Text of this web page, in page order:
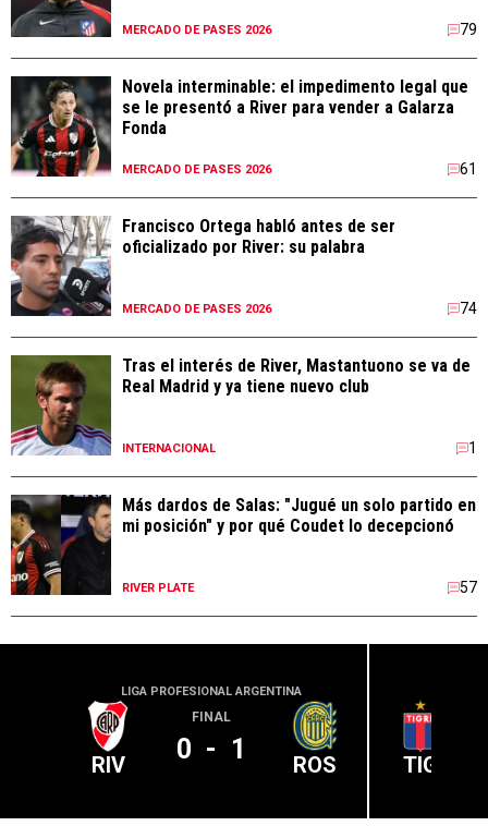
MERCADO DE PASES 2026 79
Novela interminable: el impedimento legal que
se le presentó a River para vender a Galarza
Fonda
MERCADO DE PASES 2026 61
Francisco Ortega habló antes de ser
oficializado por River: su palabra
MERCADO DE PASES 2026 74
Tras el interés de River, Mastantuono se va de
Real Madrid y ya tiene nuevo club
INTERNACIONAL 1
Más dardos de Salas: "Jugué un solo partido en
mi posición" y por qué Coudet lo decepcionó
RIVER PLATE 57
LIGA PROFESIONAL ARGENTINA
RIV
FINAL
0 - 1 ROS TIG